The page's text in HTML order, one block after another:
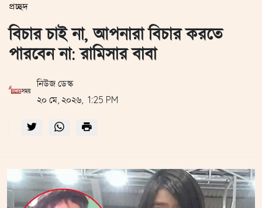
প্রচ্ছদ
বিচার চাই না, আপনারা বিচার করতে
পারবেন না: রামিসার বাবা
নিউজ ডেস্ক
২০ মে, ২০২৬, 1:25 PM